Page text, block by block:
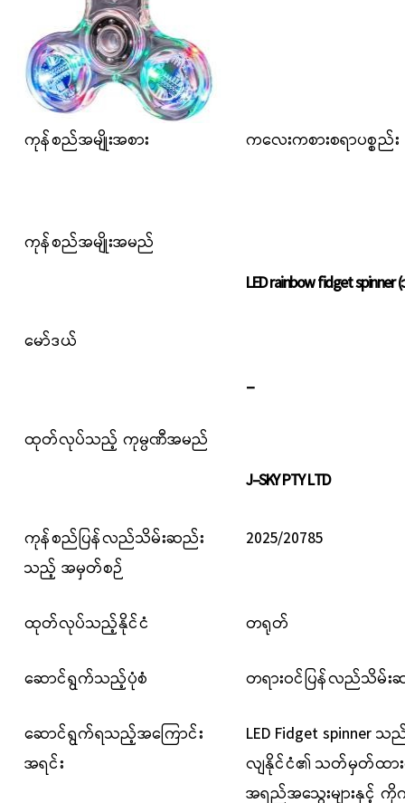
ကုန်စည်အမျိုးအစား ကလေးကစားစရာပစ္စည်း
ကုန်စည်အမျိုးအမည်
LED rainbow fidget
မော်ဒယ်
_
ထုတ်လုပ်သည့် ကုမ္ပဏီအမည်
J-SKY PTY LTD
ကုန်စည်ပြန်လည်သိမ်းဆည်း
သည့် အမှတ်စဉ်
2025/20785
ထုတ်လုပ်သည့်နိုင်ငံ တရုတ်
ဆောင်ရွက်သည့်ပုံစံ တရားဝင်ပြန်လည်သိမ်းဆ
ဆောင်ရွက်ရသည့်အကြောင်း
အရင်း
LED Fidget spinner
လျနိုင်ငံ၏ သတ်မှတ်ထာ
အရည်အသွေးများနှင့် ကို